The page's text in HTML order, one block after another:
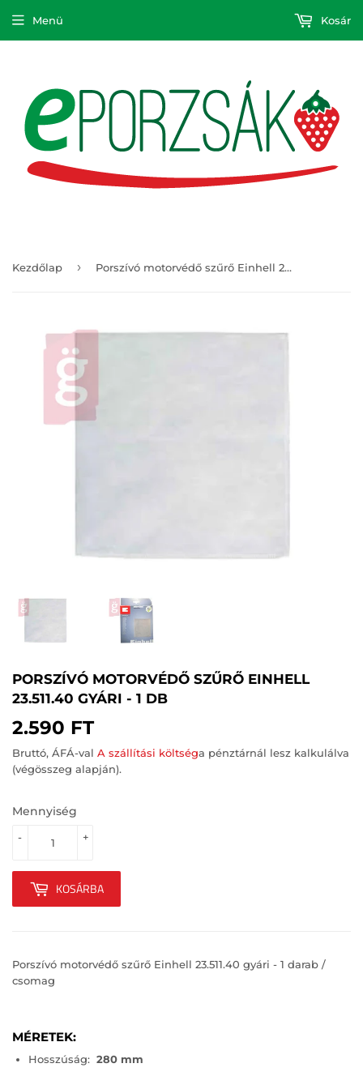
Menü Kosár
Kezdőlap › Porszívó motorvédő szűrő Einhell 23.511.40 gyári - 1 db
PORSZÍVÓ MOTORVÉDŐ SZŰRŐ EINHELL
23.511.40 GYÁRI - 1 DB
2.590 FT2.590
FT
Bruttó, ÁFÁ-val A szállítási költséga pénztárnál lesz kalkulálva
(végösszeg alapján).
Mennyiség
+
-
KOSÁRBA
Porszívó motorvédő szűrő Einhell 23.511.40 gyári - 1 darab /
csomag
MÉRETEK:
Hosszúság: 280 mm